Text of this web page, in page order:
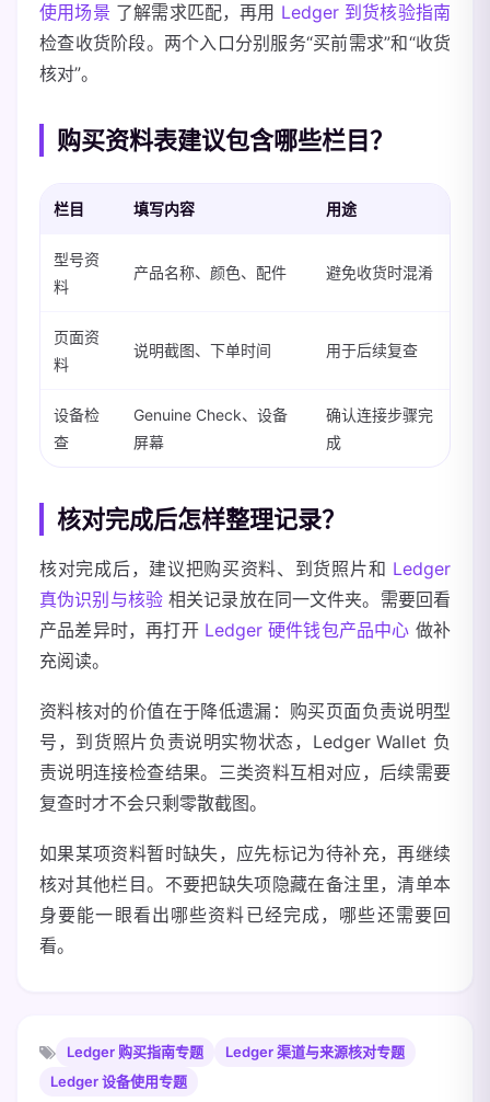
使用场景 了解需求匹配，再用 Ledger 到货核验指南
检查收货阶段。两个入口分别服务“买前需求”和“收货
核对”。
购买资料表建议包含哪些栏目？
栏目 填写内容 用途
型号资
料
产品名称、颜色、配件 避免收货时混淆
页面资
料
说明截图、下单时间 用于后续复查
设备检
查
Genuine Check、设备
屏幕
确认连接步骤完
成
核对完成后怎样整理记录？
核对完成后，建议把购买资料、到货照片和 Ledger
真伪识别与核验相关记录放在同一文件夹。需要回看
产品差异时，再打开 Ledger 硬件钱包产品中心 做补
充阅读。
资料核对的价值在于降低遗漏：购买页面负责说明型
号，到货照片负责说明实物状态，Ledger Wallet 负
责说明连接检查结果。三类资料互相对应，后续需要
复查时才不会只剩零散截图。
如果某项资料暂时缺失，应先标记为待补充，再继续
核对其他栏目。不要把缺失项隐藏在备注里，清单本
身要能一眼看出哪些资料已经完成，哪些还需要回
看。
Ledger 购买指南专题
Ledger 渠道与来源核对专题
Ledger 设备使用专题